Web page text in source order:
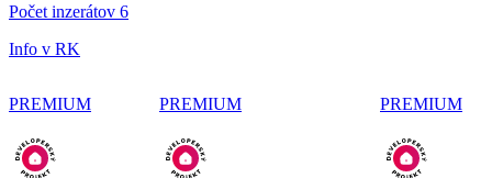
Počet inzerátov 6
Info v RK
PREMIUM PREMIUM PREMIUM